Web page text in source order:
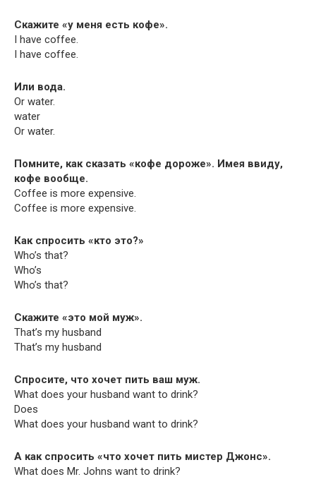
Скажите «у меня есть кофе».
I have coffee.
I have coffee.
Или вода.
Or water.
water
Or water.
Помните, как сказать «кофе дороже». Имея ввиду,
кофе вообще.
Cof­fee is more expensive.
Cof­fee is more expensive.
Как спросить «кто это?»
Who’s that?
Who’s
Who’s that?
Скажите «это мой муж».
That’s my husband
That’s my husband
Спросите, что хочет пить ваш муж.
What does your hus­band want to drink?
Does
What does your hus­band want to drink?
А как спросить «что хочет пить мистер Джонс».
What does Mr. Johns want to drink?